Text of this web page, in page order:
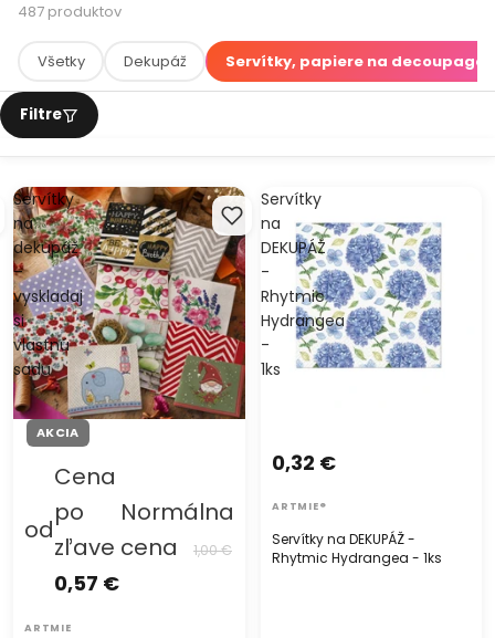
487 produktov
Všetky Dekupáž Servítky, papiere na decoupage
Servítky
na
dekupáž
–
vyskladaj
si
vlastnú
sadu
AKCIA
od
Cena
po
zľave
0,57 €
Normálna
cena
1,00 €
ARTMIE
Servítky
na
DEKUPÁŽ
-
Rhytmic
Hydrangea
-
1ks
Servítky na DEKUPÁŽ -
Rhytmic Hydrangea - 1ks
0,32 €
ARTMIE®